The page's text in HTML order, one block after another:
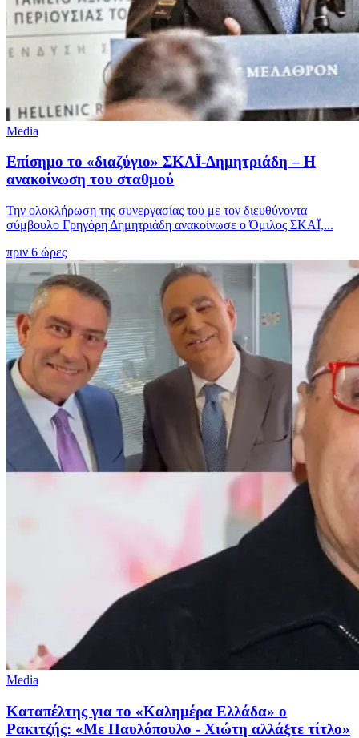
Media
Επίσημο το «διαζύγιο» ΣΚΑΪ-Δημητριάδη – Η
ανακοίνωση του σταθμού
Την ολοκλήρωση της συνεργασίας του με τον διευθύνοντα
σύμβουλο Γρηγόρη Δημητριάδη ανακοίνωσε ο Όμιλος ΣΚΑΪ,...
πριν 6 ώρες
Media
Καταπέλτης για το «Καλημέρα Ελλάδα» ο
Ρακιτζής: «Με Παυλόπουλο - Χιώτη αλλάξτε τίτλο»